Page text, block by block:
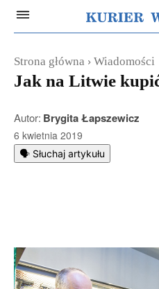
Strona główna Wiadomości
Jak na Litwie
Autor: Brygita Łapszewicz
6 kwietnia 2019
🗣️ Słuchaj artykułu